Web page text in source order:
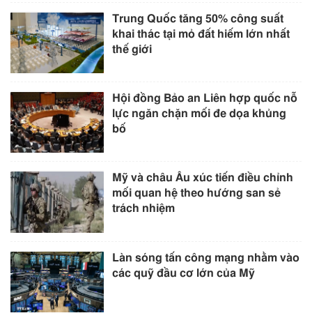
Trung Quốc tăng 50% công suất
khai thác tại mỏ đất hiếm lớn nhất
thế giới
Hội đồng Bảo an Liên hợp quốc nỗ
lực ngăn chặn mối đe dọa khủng
bố
Mỹ và châu Âu xúc tiến điều chỉnh
mối quan hệ theo hướng san sẻ
trách nhiệm
Làn sóng tấn công mạng nhằm vào
các quỹ đầu cơ lớn của Mỹ